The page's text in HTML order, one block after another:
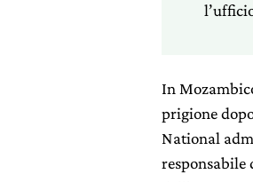
In
prigione
National
responsabile